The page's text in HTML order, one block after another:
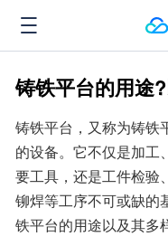
铸铁平台的用途
铸铁平台，又称为铸铁
的设备。它不仅是加工
要工具，还是工件检验
铆焊等工序不可或缺的
铁平台的用途以及其多